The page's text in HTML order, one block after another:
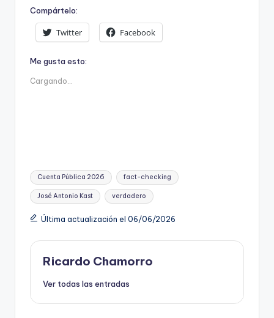
Compártelo:
Twitter Facebook
Me gusta esto:
Cargando...
Etiquetas:
Cuenta Pública 2026 fact-checking
José Antonio Kast verdadero
Última actualización el 06/06/2026
Ricardo Chamorro
Ver todas las entradas